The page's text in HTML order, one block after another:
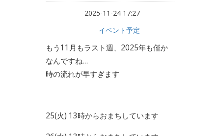
2025-11-24 17:27
イベント予定
もう11月もラスト週、2025年も僅か
なんですね…
時の流れが早すぎます
25(火) 13時からおまちしています